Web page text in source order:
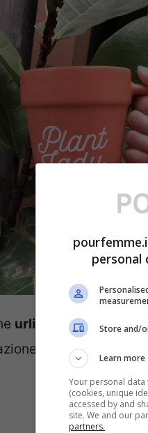
Foto | Etsy
urli al mondo il tuo
E poi può
personal
Store and/
Learn more
Your personal
(cookies, unique
accessed by and
site. We and our
partners.